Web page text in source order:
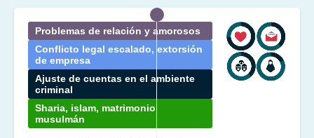
Problemas de relación y amorosos
Conflicto legal escalado, extorsión
de empresa
Ajuste de cuentas en el ambiente
criminal
Sharia, islam, matrimonio
musulmán